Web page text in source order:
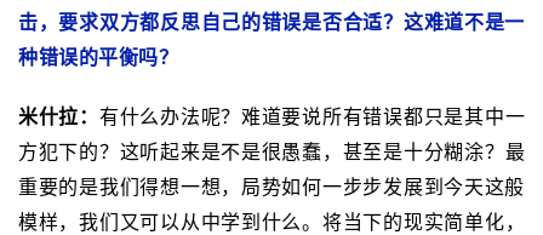
击，要求双方都反思自己的错误是否合适？这难道不是一
种错误的平衡吗？
米什拉： 有什么办法呢？难道要说所有错误都只是其中一
方犯下的？这听起来是不是很愚蠢，甚至是十分糊涂？ 最
重要的是我们得想一想，局势如何一步步发展到今天这般
模样，我们又可以从中学到什么。 将当下的现实简单化，